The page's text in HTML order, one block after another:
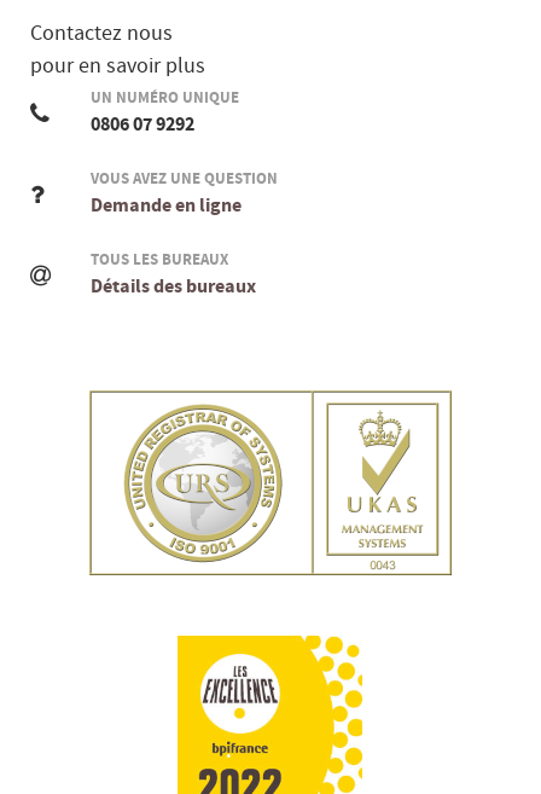
Contactez nous
pour en savoir plus
UN NUMÉRO UNIQUE
0806 07 9292
VOUS AVEZ UNE QUESTION
Demande en ligne
TOUS LES BUREAUX
Détails des bureaux